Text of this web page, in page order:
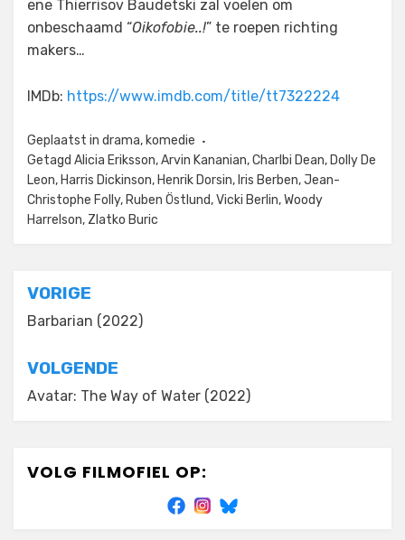
ene Thierrisov Baudetski zal voelen om
onbeschaamd “Oikofobie..!” te roepen richting
makers…
IMDb: https://www.imdb.com/title/tt7322224
Geplaatst in drama, komedie
Getagd Alicia Eriksson,Arvin Kananian,Charlbi Dean, Dolly De
Leon, Harris Dickinson, Henrik Dorsin, Iris Berben,Jean-
Christophe Folly, Ruben Östlund,Vicki Berlin,Woody
Harrelson, Zlatko Buric
Bericht
navigatie
VORIGE
Barbarian (2022)
VOLGENDE
Avatar: The Way of Water (2022)
VOLG FILMOFIEL OP: